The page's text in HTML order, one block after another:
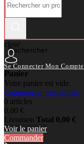
Rechercher
close
Se Connecter Mon Compte
Panier
Votre panier est vide.
Commencer mes achats
0 articles
0,00 €
Livraison Total 0,00 €
Voir le panier
Commander